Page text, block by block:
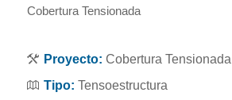
Cobertura Tensionada
Proyecto: Cobertura Tensionada
Tipo: Tensoestructura